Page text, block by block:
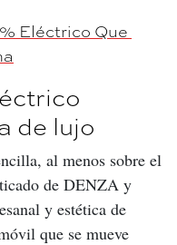
Eléctrico Que
de lujo
al menos sobre el
de DENZA y
y estética de
que se mueve